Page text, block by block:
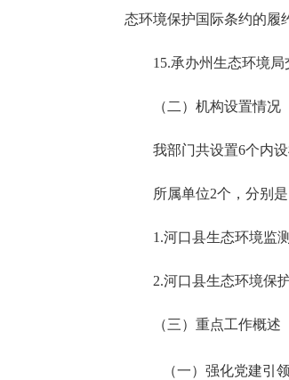
态环境保护国际条约的履
15.承办州生态环境局
（二）机构设置情况
我部门共设置6个内
所属单位2个，分别是
1.河口县生态环境监
2.河口县生态环境保
（三）重点工作概述
（一）强化党建引